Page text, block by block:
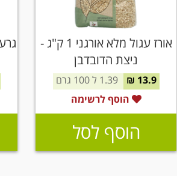
אורז עגול מלא אורגני 1 ק"ג -
ניצת הדובדבן
13.9 ₪
1.39 ל 100 גרם
הוסף לרשימה
הוסף לסל